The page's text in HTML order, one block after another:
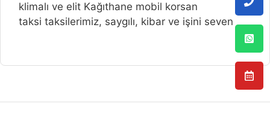
klimalı ve elit Kağıthane mobil korsan
taksi taksilerimiz, saygılı, kibar ve işini seven